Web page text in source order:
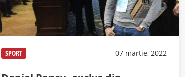
SPORT 07 martie, 2022